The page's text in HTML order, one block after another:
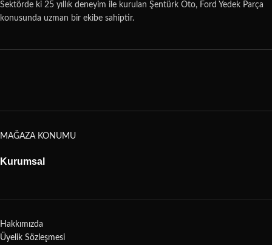
Sektörde ki 25 yıllık deneyim ile kurulan Şentürk Oto, Ford Yedek Parça
konusunda uzman bir ekibe sahiptir.
MAĞAZA KONUMU
Kurumsal
Hakkımızda
Üyelik Sözleşmesi